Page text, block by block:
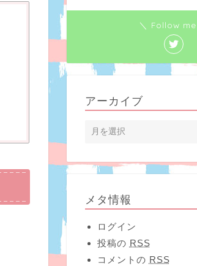
＼ Follow me
アーカイブ
メタ情報
ログイン
投稿の RSS
コメントの RSS